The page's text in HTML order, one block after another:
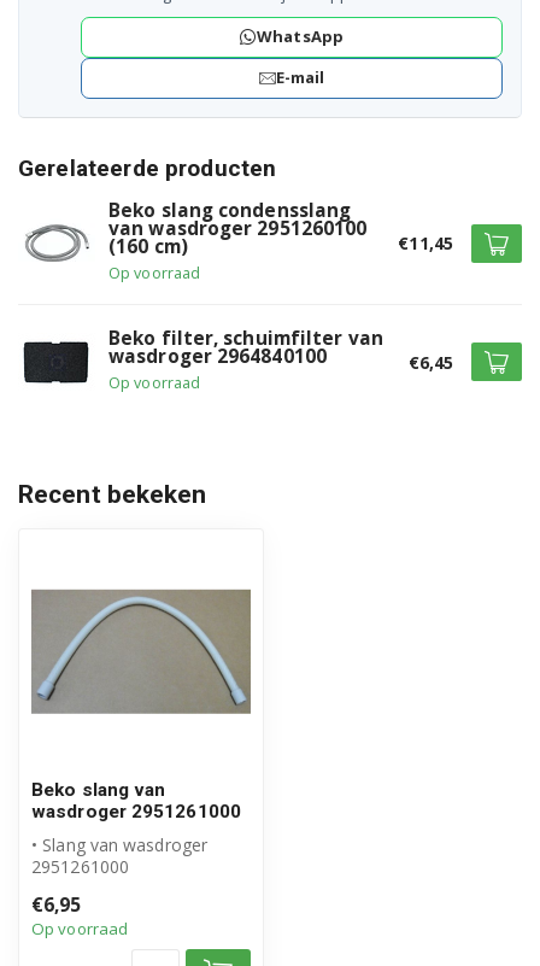
B3T41023WW 7188237680
B3T41242 7188301560
B3T42239 7188236650
B3T422391 7188238090
B3T422392 7188301940
B3T42240S 7188236660
B3T42249 7188236630
B3T4229W 7188237550
B3T43113W 7185531920
B3T43113W 7185531950
B3T4319W 7182483560
B3T43230 7188235890
B3T43239 7188241710
WhatsApp
E-mail
Gerelateerde producten
Beko slang condensslang
van wasdroger 2951260100
(160 cm)
Op voorraad
€11,45
Beko filter, schuimfilter van
wasdroger 2964840100
Op voorraad
€6,45
Recent bekeken
Beko slang van
wasdroger 2951261000
• Slang van wasdroger
2951261000
• Slang van pomp naa...
€6,95
Op voorraad